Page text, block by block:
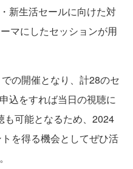
新生活セールに向けた対
マにしたセッションが用
の開催となり、計28のセ
込をすれば当日の視聴に
も可能となるため、2024
を得る機会としてぜひ活